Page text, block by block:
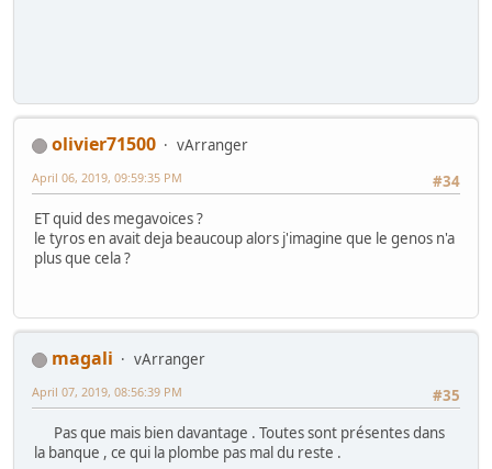
olivier71500
vArranger
#34
April 06, 2019, 09:59:35 PM
ET quid des megavoices ?
le tyros en avait deja beaucoup alors j'imagine que le genos n'a
plus que cela ?
magali
vArranger
#35
April 07, 2019, 08:56:39 PM
Pas que mais bien davantage . Toutes sont présentes dans
la banque , ce qui la plombe pas mal du reste .